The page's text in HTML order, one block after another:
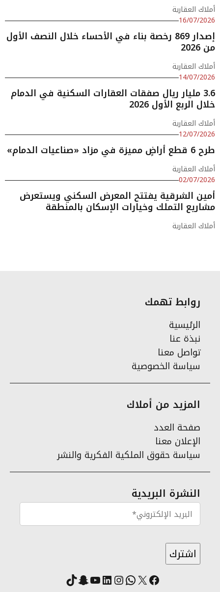
أملاك العقارية
16/07/2026
إصدار 869 رخصة بناء في الأحساء خلال النصف الأول
من 2026
أملاك العقارية
14/07/2026
3.6 مليار ريال صفقات العقارات السكنية في الدمام
خلال الربع الأول 2026
أملاك العقارية
12/07/2026
طرح 6 قطع أراضٍ مميزة في مزاد «صناعيات الدمام»
أملاك العقارية
02/07/2026
أمين الشرقية يفتتح المعرض السكني ويستعرض
مشاريع التملك وخيارات الإسكان بالمنطقة
أملاك العقارية
روابط تهمك
الرئيسية
نبذة عنا
تواصل معنا
سياسة الخصوصية
المزيد من أملاك
صفحة العدد
الإعلان معنا
سياسة حقوق الملكية الفكرية والنشر
النشرة البريدية
فيسبوك
X واتساب
انستقرام
لينكد إنيوتيوب
سناب شات
تيك توك